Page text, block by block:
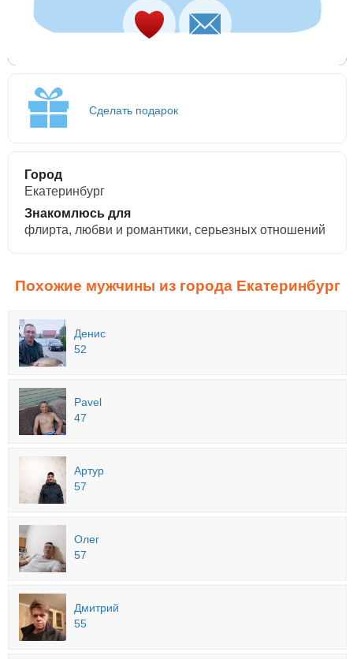
Сделать подарок
Город
Екатеринбург
Знакомлюсь для
флирта, любви и романтики, cерьезных отношений
Похожие мужчины из города Екатеринбург
Денис
52
Pavel
47
Артур
57
Олег
57
Дмитрий
55